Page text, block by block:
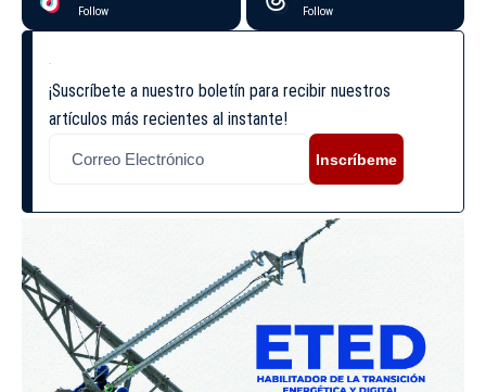
Follow Follow
¡Suscríbete a nuestro boletín para recibir nuestros
artículos más recientes al instante!
Inscríbeme